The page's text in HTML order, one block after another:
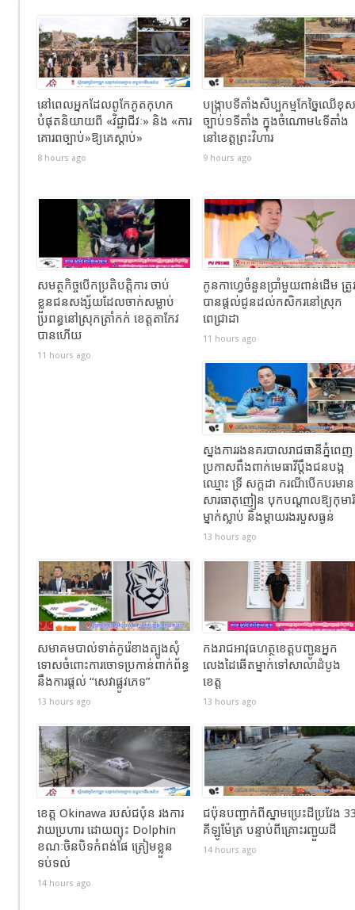
នៅពេលអ្នកដែលពូកែភូតកុហក
បំផុតនិយាយពី «វិជ្ជាជីវៈ» និង «ការ
គោរពច្បាប់»ឱ្យគេស្តាប់»
8 hours ago
បង្រ្កាបទីតាំងសិប្បកម្មកែច្នៃឈើខុស
ច្បាប់១ទីតាំង ក្នុងចំណោម៤ទីតាំង
នៅខេត្តព្រះវិហារ
9 hours ago
សមត្ថកិច្ចបើកប្រតិបត្តិការ ចាប់
ខ្លួនជនសង្ស័យដែលចាក់សម្លាប់
ប្រពន្ធនៅស្រុកត្រាំកក់ ខេត្តតាកែវ
បានហេីយ
11 hours ago
កូនកាហ្វេចំនួនប្រាំមួយពាន់ដើម ត្រូ
បានផ្តល់ជូនដល់កសិករនៅស្រុក
ពេជ្រាដា
11 hours ago
ស្នងការរងនគរបាលរាជធានីភ្នំពេញ
ប្រកាសពឹងពាក់មេធាវីប្តឹងជនបង្ក
ឈ្មោះ ទ្រី សក្ដដា ករណីបើកបរមាន
សារធាតុញៀន បុកបណ្តាលឱ្យកុមារី
ម្នាក់ស្លាប់ និងម្តាយរងរបួសធ្ងន់
13 hours ago
សមាគមបាល់ទាត់កូរ៉េខាងត្បូងសុំ
ទោសចំពោះការចោទប្រកាន់ពាក់ព័ន្ធ
នឹងការផ្តល់ “សេវាផ្លូវភេទ”
13 hours ago
កងរាជឣាវុធហត្ថខេត្តបញ្ជូនអ្នក
លេងដៃឆើតម្នាក់ទៅសាលាដំបូង
ខេត្ត
13 hours ago
ខេត្ត Okinawa របស់ជប៉ុន រងការ
វាយប្រហារ ដោយព្យុះ Dolphin
ខណៈចិនបិទកំពង់ផែ ត្រៀមខ្លួន
ទប់ទល់
14 hours ago
ជប៉ុនបញ្ជាក់ពីស្នាមប្រេះដីប្រវែង
គីឡូម៉ែត្រ បន្ទាប់ពីគ្រោះរញ្ជួយដី
14 hours ago